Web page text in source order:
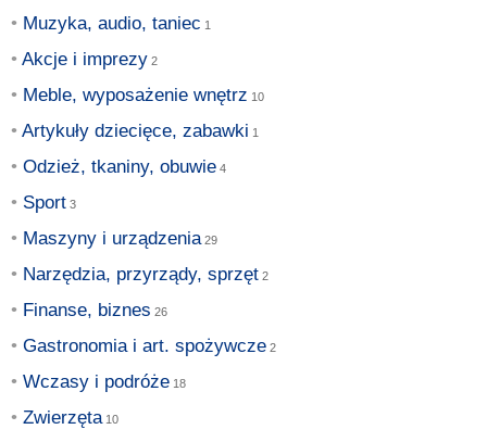
Muzyka, audio, taniec
Akcje i imprezy
Meble, wyposażenie wnętrz
Artykuły dziecięce, zabawki
Odzież, tkaniny, obuwie
Sport
Maszyny i urządzenia
Narzędzia, przyrządy, sprzęt
Finanse, biznes
Gastronomia i art. spożywcze
Wczasy i podróże
Zwierzęta